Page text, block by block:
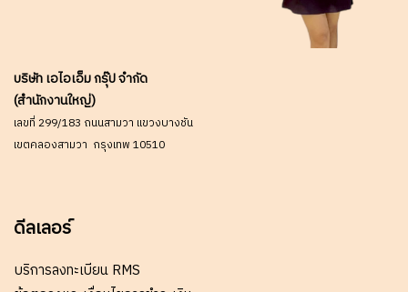
บริษัท เอไอเอ็ม กรุ๊ป จำกัด
(สำนักงานใหญ่)
เลขที่ 299/183 ถนนสามวา แขวงบางชัน
เขตคลองสามวา กรุงเทพ 10510
ดีลเลอร์
บริการลงทะเบียน RMS